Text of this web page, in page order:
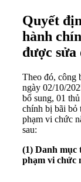
Quyết
hành
được sửa
Theo đó, công
ngày 02/10/
bổ sung, 01
chính bị bãi bỏ
phạm vi chức
sau:
(1) Danh mục
phạm vi chức